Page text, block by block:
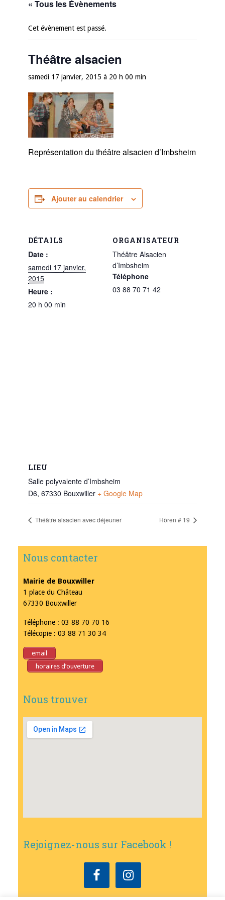
« Tous les Évènements
Cet évènement est passé.
Théâtre alsacien
samedi 17 janvier, 2015 à 20 h 00 min
Représentation du théâtre alsacien d’Imbsheim
Ajouter au calendrier
DÉTAILS
Date :
samedi 17 janvier,
2015
Heure :
20 h 00 min
ORGANISATEUR
Théâtre Alsacien
d’Imbsheim
Téléphone
03 88 70 71 42
LIEU
Salle polyvalente d’Imbsheim
D6, 67330 Bouxwiller + Google Map
Théâtre alsacien avec déjeuner Hören # 19
Nous contacter
Mairie de Bouxwiller
1 place du Château
67330 Bouxwiller
Téléphone : 03 88 70 70 16
Télécopie : 03 88 71 30 34
email
horaires d’ouverture
Nous trouver
Rejoignez-nous sur Facebook !